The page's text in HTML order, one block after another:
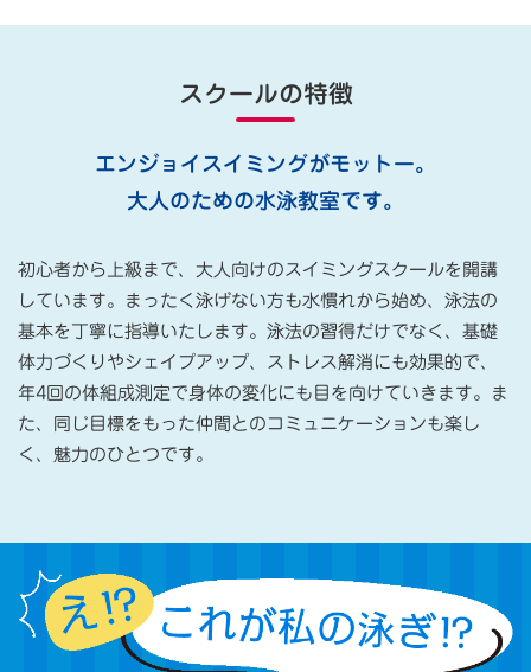
スクールの特徴
エンジョイスイミングがモットー。
大人のための水泳教室です。
初心者から上級まで、大人向けのスイミングスクールを開講
しています。まったく泳げない方も水慣れから始め、泳法の
基本を丁寧に指導いたします。泳法の習得だけでなく、基礎
体力づくりやシェイプアップ、ストレス解消にも効果的で、
年4回の体組成測定で身体の変化にも目を向けていきます。ま
た、同じ目標をもった仲間とのコミュニケーションも楽し
く、魅力のひとつです。